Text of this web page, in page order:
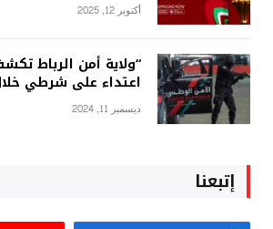
أكتوبر 12, 2025
“ولاية أمن الرباط
اعتداء على شرطي
ديسمبر 11, 2024
إتبعنا